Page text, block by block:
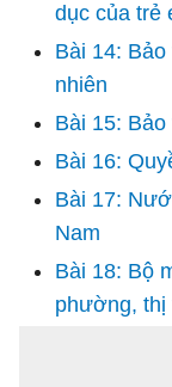
dục của trẻ
Bài 14:
nhiên
Bài 15:
Bài 16:
Bài 17:
Nam
Bài 18: Bộ
phường, thị